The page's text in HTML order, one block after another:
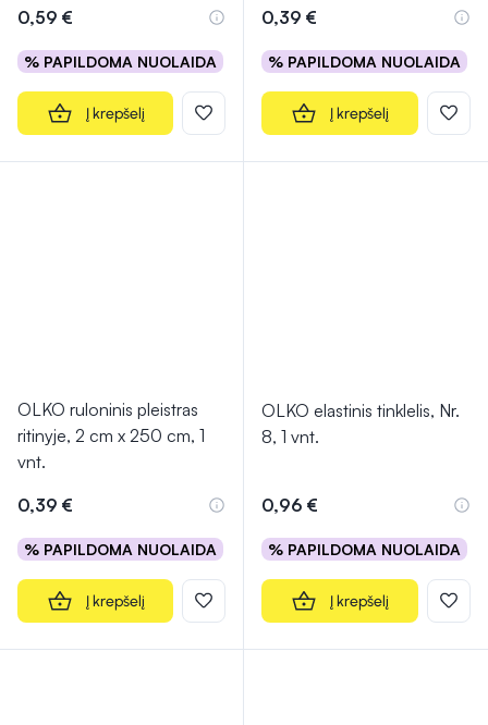
0,59 €
% PAPILDOMA NUOLAIDA
Į krepšelį
0,39 €
% PAPILDOMA NUOLAIDA
Į krepšelį
OLKO ruloninis pleistras
ritinyje, 2 cm x 250 cm, 1
vnt.
0,39 €
% PAPILDOMA NUOLAIDA
Į krepšelį
OLKO elastinis tinklelis, Nr.
8, 1 vnt.
0,96 €
% PAPILDOMA NUOLAIDA
Į krepšelį